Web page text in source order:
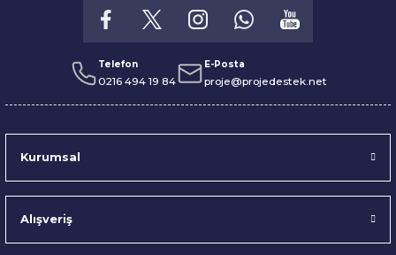
Telefon
0216 494 19 84
E-Posta
proje@projedestek.net
Kurumsal
Alışveriş